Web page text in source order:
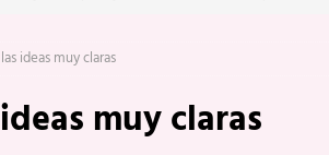
El rock urbano sigue en buenas manos
que van a escucharte te saludan
y arte que forjaron un mito
ideas muy claras
muy claras